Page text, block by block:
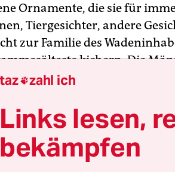
Ornamente, die sie für
Tiergesichter, andere
zur Familie des
kichern. Die
neben dem Telefon war.
taz zahl ich
Links lesen,
bekämpfen